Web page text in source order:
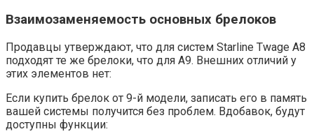
Взаимозаменяемость основных брелоков
Продавцы утверждают, что для систем Starline Twage A8
подходят те же брелоки, что для A9. Внешних отличий у
этих элементов нет:
Если купить брелок от 9-й модели, записать его в память
вашей системы получится без проблем. Вдобавок, будут
доступны функции: